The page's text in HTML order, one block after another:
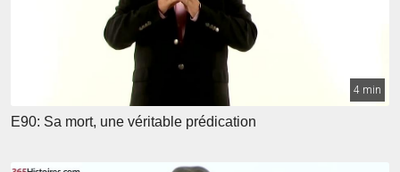
4 min
E90: Sa mort, une véritable prédication